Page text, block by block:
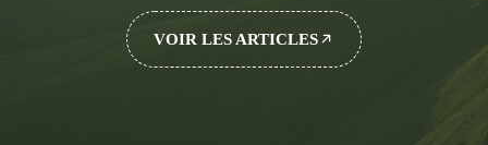
VOIR LES ARTICLES